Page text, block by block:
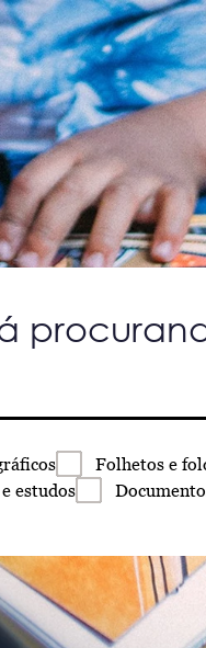
Folhetos e
e estudos